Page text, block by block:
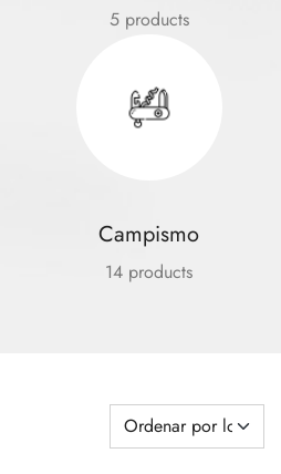
5 products
Campismo
14 products